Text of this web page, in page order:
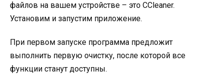
файлов на вашем устройстве – это CCleaner.
Установим и запустим приложение.
При первом запуске программа предложит
выполнить первую очистку, после которой все
функции станут доступны.